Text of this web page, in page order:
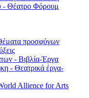
- Θέατρο Φόρουμ
προσφύγων
- Βιβλία-Έργα
- Θεατρικά έργα-
Allience for Arts